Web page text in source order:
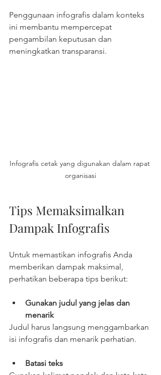
Penggunaan infografis dalam konteks
ini membantu mempercepat
pengambilan keputusan dan
meningkatkan transparansi.
Infografis cetak yang digunakan dalam rapat
organisasi
Tips Memaksimalkan
Dampak Infografis
Untuk memastikan infografis Anda
memberikan dampak maksimal,
perhatikan beberapa tips berikut:
Gunakan judul yang jelas dan
menarik
Judul harus langsung menggambarkan
isi infografis dan menarik perhatian.
Batasi teks